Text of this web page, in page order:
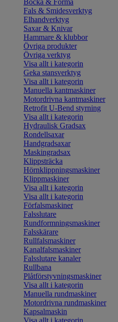
Bocka & Forma
Fals & Smidesverktyg
Elhandverktyg
Saxar & Knivar
Hammare & klubbor
Övriga produkter
Övriga verktyg
Visa allt i kategorin
Geka stansverktyg
Visa allt i kategorin
Manuella kantmaskiner
Motordrivna kantmaskiner
Retrofit U-Bend styrning
Visa allt i kategorin
Hydraulisk Gradsax
Rondellsaxar
Handgradsaxar
Maskingradsax
Klippsträcka
Hörnklippningsmaskiner
Klippmaskiner
Visa allt i kategorin
Visa allt i kategorin
Förfalsmaskiner
Falsslutare
Rundformningsmaskiner
Falsskärare
Rullfalsmaskiner
Kanalfalsmaskiner
Falsslutare kanaler
Rullbana
Plåtförstyvningsmaskiner
Visa allt i kategorin
Manuella rundmaskiner
Motordrivna rundmaskiner
Kapsalmaskin
Visa allt i kategorin